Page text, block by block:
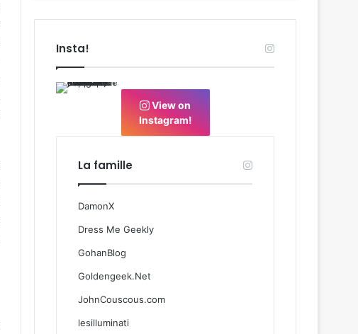
Insta!
View on
Instagram!
La famille
DamonX
Dress Me Geekly
GohanBlog
Goldengeek.Net
JohnCouscous.com
lesilluminati